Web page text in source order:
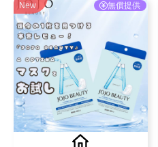
New 無償提供